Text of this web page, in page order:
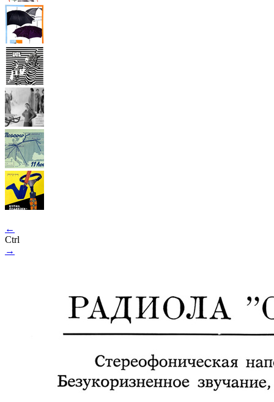
←
Ctrl
→